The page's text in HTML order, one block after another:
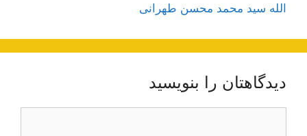
الله سید محمد محسن طهرانی
دیدگاهتان را بنویسید